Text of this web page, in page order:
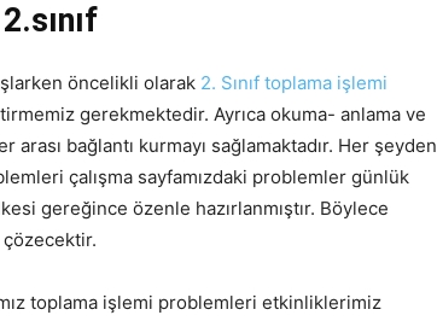
öncelikli olarak 2. Sınıf toplama işlemi
gerekmektedir. Ayrıca okuma- anlama ve
bağlantı kurmayı sağlamaktadır. Her şeyden
çalışma sayfamızdaki problemler günlük
gereğince özenle hazırlanmıştır. Böylece
çözecektir.
toplama işlemi problemleri etkinliklerimiz